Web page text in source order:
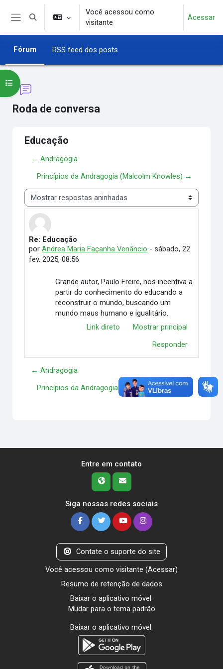
Ir para o conteúdo principal
Alternar entrada de pesquisa
Você acessou como
visitante
Acessar
Fórum RSS feed dos posts
Roda de conversa
Abrir índice do curso
Educação
← Andragogia
Princípios da Andragogia (Malcolm Knowles) →
Modo de visualização
Re: Educação
porAndrea Maria Façanha Venâncio -sábado, 22
fev. 2025, 08:56
Número de respostas: 0
Grande autor, Paulo Freire, nos incentiva a
partir do conhecimento do educando a
reconstruir o mundo, buscando um
mundo maus humano e igualitário.
Link direto
Mostrar principal
Responder
← Andragogia
Princípios da Andragogia (Malcolm Knowles) →
Entre em contato
Siga nossas redes sociais
Contate o suporte do site
Você acessou como visitante (Acessar)
Resumo de retenção de dados
Baixar o aplicativo móvel.
Mudar para o tema padrão
Baixar o aplicativo móvel.